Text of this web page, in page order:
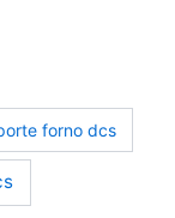
forno dcs